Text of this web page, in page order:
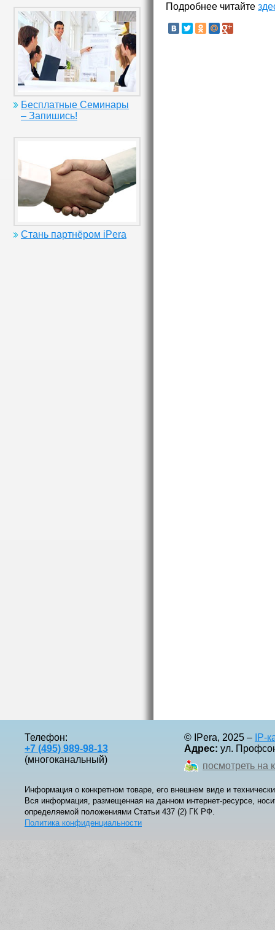
Бесплатные Семинары
– Запишись!
Стань партнёром iPera
Подробнее читайте
Телефон:
+7 (495) 989-98-13
(многоканальный)
© IPera, 2025 – IP-
Адрес: ул.
посмотреть на
Информация о конкретном товаре, его внешнем виде и
Вся информация, размещенная на данном интернет-ресурсе,
определяемой положениями Статьи 437 (2) ГК РФ.
Политика конфиденциальности